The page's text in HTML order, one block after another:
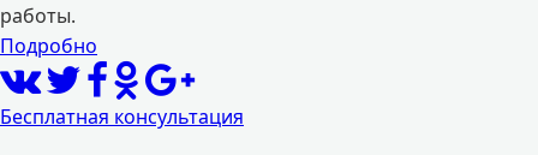
работы.
Подробно
Бесплатная консультация